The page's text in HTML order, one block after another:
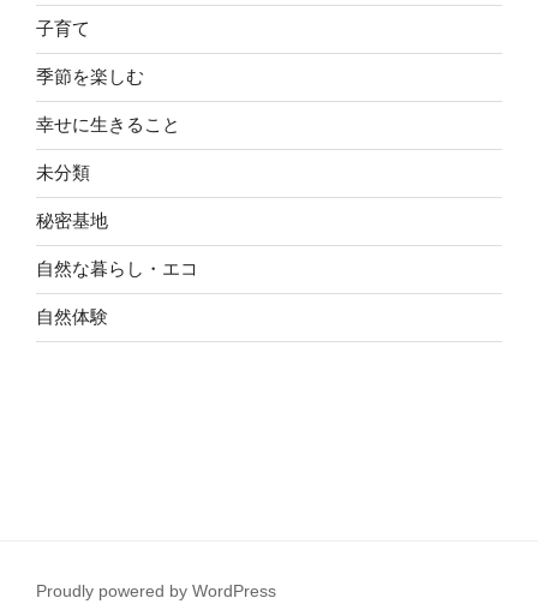
子育て
季節を楽しむ
幸せに生きること
未分類
秘密基地
自然な暮らし・エコ
自然体験
Proudly powered by WordPress